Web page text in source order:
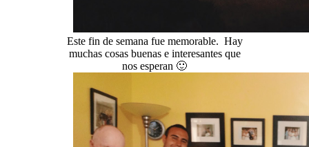
Este fin de semana fue memorable. Hay
muchas cosas buenas e interesantes que
nos esperan 🙂